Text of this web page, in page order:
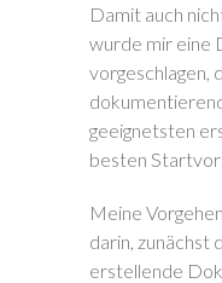
Damit auch
wurde mir eine
vorgeschlagen,
geeignetsten
besten
Meine
darin, zunächst
erstellende